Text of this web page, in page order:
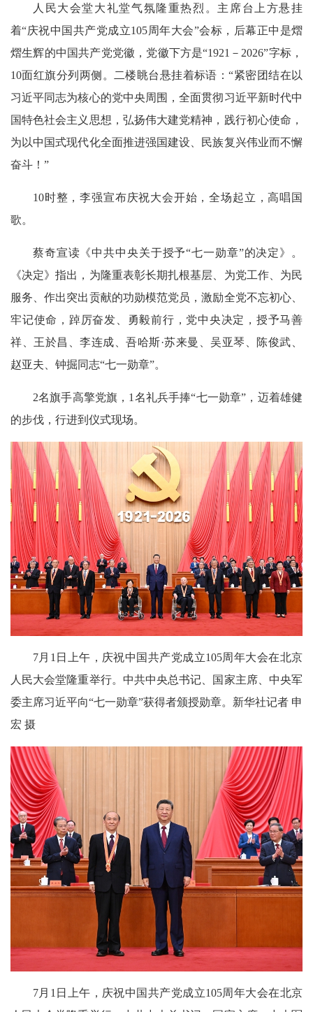
人民大会堂大礼堂气氛隆重热烈。主席台上方悬挂
着“庆祝中国共产党成立105周年大会”会标，后幕正中是熠
熠生辉的中国共产党党徽，党徽下方是“1921－2026”字标，
10面红旗分列两侧。二楼眺台悬挂着标语：“紧密团结在以
习近平同志为核心的党中央周围，全面贯彻习近平新时代中
国特色社会主义思想，弘扬伟大建党精神，践行初心使命，
为以中国式现代化全面推进强国建设、民族复兴伟业而不懈
奋斗！”
10时整，李强宣布庆祝大会开始，全场起立，高唱国
歌。
蔡奇宣读《中共中央关于授予“七一勋章”的决定》。
《决定》指出，为隆重表彰长期扎根基层、为党工作、为民
服务、作出突出贡献的功勋模范党员，激励全党不忘初心、
牢记使命，踔厉奋发、勇毅前行，党中央决定，授予马善
祥、王於昌、李连成、吾哈斯·苏来曼、吴亚琴、陈俊武、
赵亚夫、钟掘同志“七一勋章”。
2名旗手高擎党旗，1名礼兵手捧“七一勋章”，迈着雄健
的步伐，行进到仪式现场。
7月1日上午，庆祝中国共产党成立105周年大会在北京
人民大会堂隆重举行。中共中央总书记、国家主席、中央军
委主席习近平向“七一勋章”获得者颁授勋章。新华社记者 申
宏 摄
7月1日上午，庆祝中国共产党成立105周年大会在北京